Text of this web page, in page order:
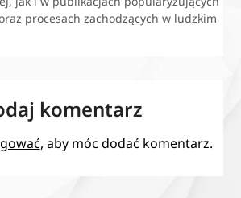
procesach zachodzących w ludzkim
komentarz
, aby móc dodać komentarz.